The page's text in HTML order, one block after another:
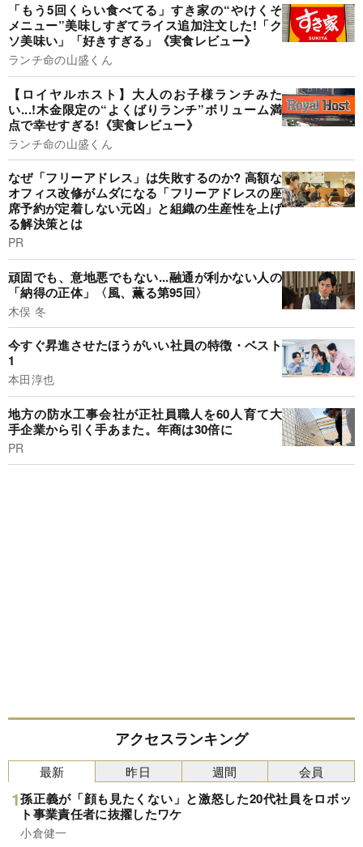
「もう5回くらい食べてる」すき家の“やけくそ
メニュー”美味しすぎてライス追加注文した!「ク
ソ美味い」「好きすぎる」《実食レビュー》
ランチ命の山盛くん
【ロイヤルホスト】大人のお子様ランチみた
い...!木金限定の“よくばりランチ”ボリューム満
点で幸せすぎる!《実食レビュー》
ランチ命の山盛くん
なぜ「フリーアドレス」は失敗するのか? 高額な
オフィス改修がムダになる「フリーアドレスの座
席予約が定着しない元凶」と組織の生産性を上げ
る解決策とは
PR
頑固でも、意地悪でもない...融通が利かない人の
「納得の正体」〈風、薫る第95回〉
木俣 冬
今すぐ昇進させたほうがいい社員の特徴・ベスト
1
本田淳也
地方の防水工事会社が正社員職人を60人育て大
手企業から引く手あまた。年商は30倍に
PR
アクセスランキング
最新
孫正義が「顔も見たくない」と激怒した20代社員をロボッ
ト事業責任者に抜擢したワケ
小倉健一
昨日 週間 会員